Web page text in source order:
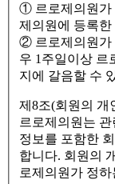
① 르로제의원가
제의원에 등록
② 르로제의원가
우 1주일이상 르
지에 갈음할 수
제8조(회원의 개
르로제의원는
정보를 포함한
합니다. 회원의
로제의원가 정